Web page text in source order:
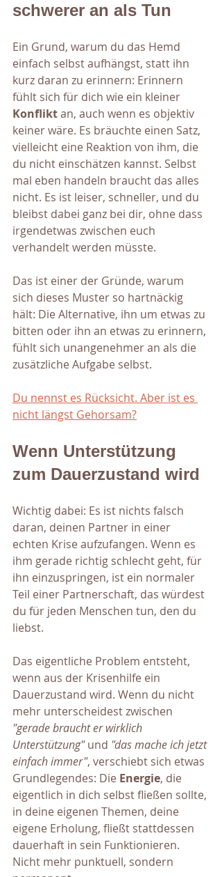
schwerer an als Tun
Ein Grund, warum du das Hemd
einfach selbst aufhängst, statt ihn
kurz daran zu erinnern: Erinnern
fühlt sich für dich wie ein kleiner
Konflikt an, auch wenn es objektiv
keiner wäre. Es bräuchte einen Satz,
vielleicht eine Reaktion von ihm, die
du nicht einschätzen kannst. Selbst
mal eben handeln braucht das alles
nicht. Es ist leiser, schneller, und du
bleibst dabei ganz bei dir, ohne dass
irgendetwas zwischen euch
verhandelt werden müsste.
Das ist einer der Gründe, warum
sich dieses Muster so hartnäckig
hält: Die Alternative, ihn um etwas zu
bitten oder ihn an etwas zu erinnern,
fühlt sich unangenehmer an als die
zusätzliche Aufgabe selbst.
Du nennst es Rücksicht. Aber ist es
nicht längst Gehorsam?
Wenn Unterstützung
zum Dauerzustand wird
Wichtig dabei: Es ist nichts falsch
daran, deinen Partner in einer
echten Krise aufzufangen. Wenn es
ihm gerade richtig schlecht geht, für
ihn einzuspringen, ist ein normaler
Teil einer Partnerschaft, das würdest
du für jeden Menschen tun, den du
liebst.
Das eigentliche Problem entsteht,
wenn aus der Krisenhilfe ein
Dauerzustand wird. Wenn du nicht
mehr unterscheidest zwischen
"gerade braucht er wirklich
Unterstützung" und "das mache ich jetzt
einfach immer", verschiebt sich etwas
Grundlegendes: Die Energie, die
eigentlich in dich selbst fließen sollte,
in deine eigenen Themen, deine
eigene Erholung, fließt stattdessen
dauerhaft in sein Funktionieren.
Nicht mehr punktuell, sondern